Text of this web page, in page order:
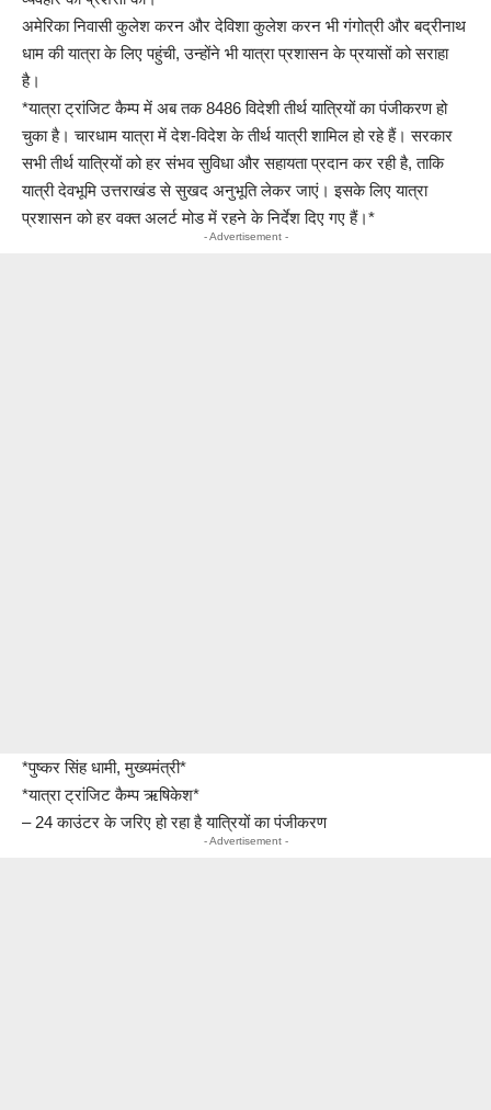
अमेरिका निवासी कुलेश करन और देविशा कुलेश करन भी गंगोत्री और बद्रीनाथ
धाम की यात्रा के लिए पहुंची, उन्होंने भी यात्रा प्रशासन के प्रयासों को सराहा
है।
*यात्रा ट्रांजिट कैम्प में अब तक 8486 विदेशी तीर्थ यात्रियों का पंजीकरण हो
चुका है। चारधाम यात्रा में देश-विदेश के तीर्थ यात्री शामिल हो रहे हैं। सरकार
सभी तीर्थ यात्रियों को हर संभव सुविधा और सहायता प्रदान कर रही है, ताकि
यात्री देवभूमि उत्तराखंड से सुखद अनुभूति लेकर जाएं। इसके लिए यात्रा
प्रशासन को हर वक्त अलर्ट मोड में रहने के निर्देश दिए गए हैं।*
- Advertisement -
*पुष्कर सिंह धामी, मुख्यमंत्री*
*यात्रा ट्रांजिट कैम्प ऋषिकेश*
– 24 काउंटर के जरिए हो रहा है यात्रियों का पंजीकरण
- Advertisement -